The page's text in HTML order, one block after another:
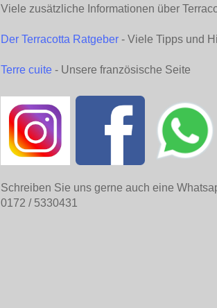
Viele zusätzliche Informationen über
Der Terracotta Ratgeber - Viele Tipps und
Terre cuite - Unsere französische Seite
Schreiben Sie uns gerne auch eine
0172 / 5330431